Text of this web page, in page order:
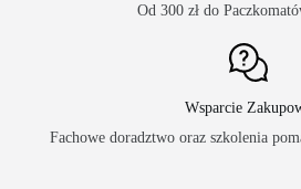
Od 300 zł do
Wsparcie
Fachowe doradztwo oraz szkolenia